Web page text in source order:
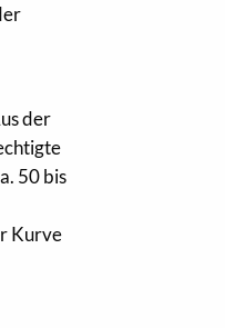
der
50 bis
Kurve